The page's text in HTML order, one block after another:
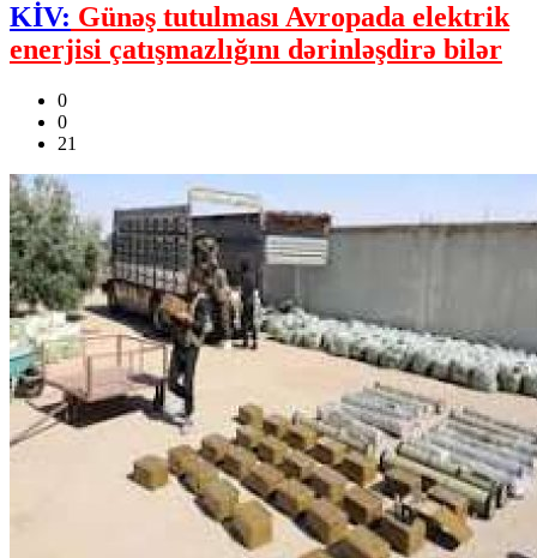
KİV: Günəş tutulması Avropada elektrik
enerjisi çatışmazlığını dərinləşdirə bilər
0
0
21